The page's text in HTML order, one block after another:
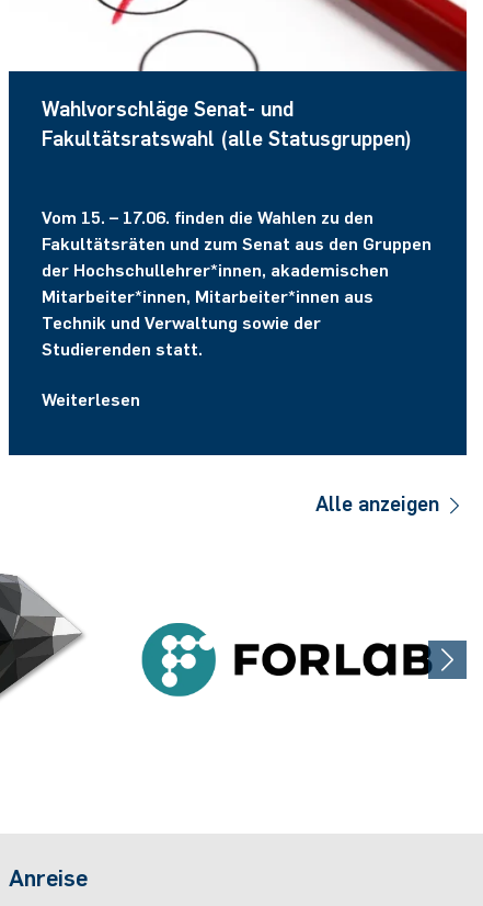
Wahlvorschläge Senat- und
Fakultätsratswahl (alle Statusgruppen)
Vom 15. – 17.06. finden die Wahlen zu den
Fakultätsräten und zum Senat aus den Gruppen
der Hochschullehrer*innen, akademischen
Mitarbeiter*innen, Mitarbeiter*innen aus
Technik und Verwaltung sowie der
Studierenden statt.
Weiterlesen
Alle anzeigen
Anreise